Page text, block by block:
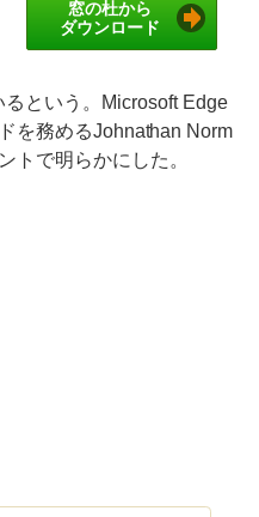
窓の杜から
ダウンロード
という。Microsoft Edge
を務めるJohnathan Norm
トで明らかにした。